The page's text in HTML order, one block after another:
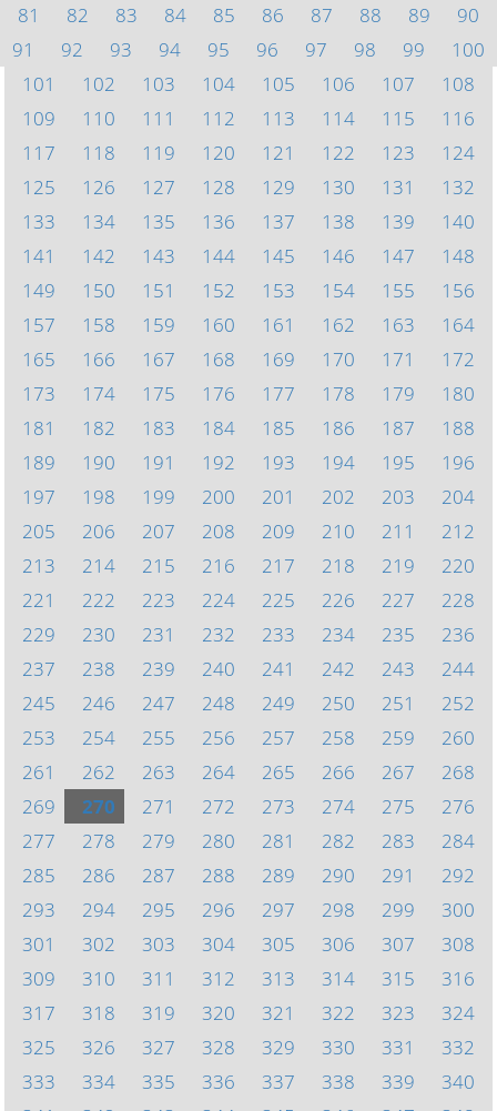
81
82 83 84 85 86 87 88 89
90
91
92 93 94 95 96 97 98 99
100
101
102 103 104 105 106 107
108
109
110 111 112 113 114 115
116
117
118 119 120 121 122 123
124
125
126 127 128 129 130 131
132
133
134 135 136 137 138 139
140
141
142 143 144 145 146 147
148
149
150 151 152 153 154 155
156
157
158 159 160 161 162 163
164
165
166 167 168 169 170 171
172
173
174 175 176 177 178 179
180
181
182 183 184 185 186 187
188
189
190 191 192 193 194 195
196
197
198 199 200 201 202 203
204
205
206 207 208 209 210 211
212
213
214 215 216 217 218 219
220
221
222 223 224 225 226 227
228
229
230 231 232 233 234 235
236
237
238 239 240 241 242 243
244
245
246 247 248 249 250 251
252
253
254 255 256 257 258 259
260
261
262 263 264 265 266 267
268
269
270 271 272 273 274 275
276
277
278 279 280 281 282 283
284
285
286 287 288 289 290 291
292
293
294 295 296 297 298 299
300
301
302 303 304 305 306 307
308
309
310 311 312 313 314 315
316
317
318 319 320 321 322 323
324
325
326 327 328 329 330 331
332
333
334 335 336 337 338 339
340